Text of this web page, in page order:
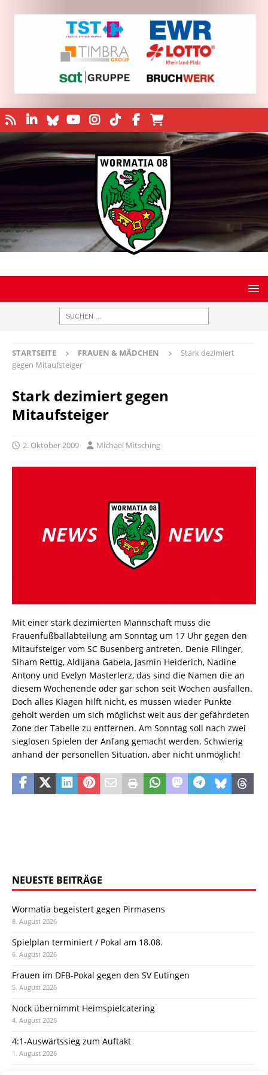
STARTSEITE FRAUEN & MÄDCHEN
Stark dezimiert
gegen Mitaufsteiger
Stark dezimiert gegen
Mitaufsteiger
2. Oktober 2009 Michael Mitsching
Mit einer stark dezimierten Mannschaft muss die
Frauenfußballabteilung am Sonntag um 17 Uhr gegen den
Mitaufsteiger vom SC Busenberg antreten. Denie Filinger,
Siham Rettig, Aldijana Gabela, Jasmin Heiderich, Nadine
Antony und Evelyn Masterlerz, das sind die Namen die an
diesem Wochenende oder gar schon seit Wochen ausfallen.
Doch alles Klagen hilft nicht, es müssen wieder Punkte
geholt werden um sich möglichst weit aus der gefährdeten
Zone der Tabelle zu entfernen. Am Sonntag soll nach zwei
sieglosen Spielen der Anfang gemacht werden. Schwierig
anhand der personellen Situation, aber nicht unmöglich!
NEUESTE BEITRÄGE
Wormatia begeistert gegen Pirmasens
8. August 2026
Spielplan terminiert / Pokal am 18.08.
6. August 2026
Frauen im DFB-Pokal gegen den SV Eutingen
5. August 2026
Nock übernimmt Heimspielcatering
4. August 2026
4:1-Auswärtssieg zum Auftakt
1. August 2026